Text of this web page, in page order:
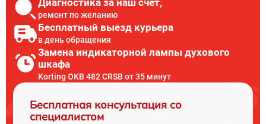
Диагностика за наш счет,
ремонт по желанию
Бесплатный выезд курьера
в день обращения
Замена индикаторной лампы духового
шкафа
Korting OKB 482 CRSB от 35 минут
Бесплатная консультация со
специалистом